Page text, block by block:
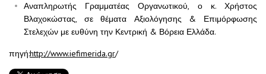
Αναπληρωτής Γραμματέας Οργανωτικού, ο κ. Χρήστος
Βλαχοκώστας, σε θέματα Αξιολόγησης & Επιμόρφωσης
Στελεχών με ευθύνη την Κεντρική & Βόρεια Ελλάδα.
πηγή:http://www.iefimerida.gr/